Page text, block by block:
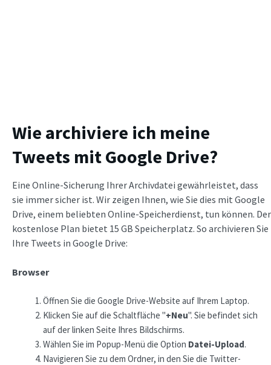
Wie archiviere ich meine
Tweets mit Google Drive?
Eine Online-Sicherung Ihrer Archivdatei gewährleistet, dass
sie immer sicher ist. Wir zeigen Ihnen, wie Sie dies mit Google
Drive, einem beliebten Online-Speicherdienst, tun können. Der
kostenlose Plan bietet 15 GB Speicherplatz. So archivieren Sie
Ihre Tweets in Google Drive:
Browser
Öffnen Sie die Google Drive-Website auf Ihrem Laptop.
Klicken Sie auf die Schaltfläche "+Neu". Sie befindet sich
auf der linken Seite Ihres Bildschirms.
Wählen Sie im Popup-Menü die Option Datei-Upload.
Navigieren Sie zu dem Ordner, in den Sie die Twitter-